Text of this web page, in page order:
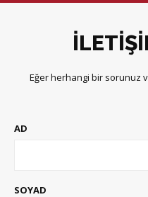
Eğer herhangi bir sorunuz
AD
SOYAD